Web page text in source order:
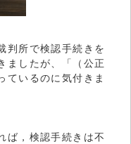
判所で検認手続きを
ましたが、「（公正
ているのに気付きま
ば，検認手続きは不